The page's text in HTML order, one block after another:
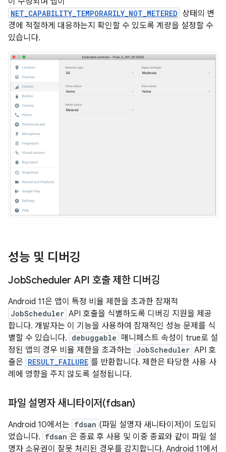
NET_CAPABILITY_TEMPORARILY_NOT_METERED 상태의 변
경에 적절하게 대응하는지 확인할 수 있도록 계량을 설정할 수
있습니다.
성능 및 디버깅
JobScheduler API 호출 제한 디버깅
Android 11은 앱이 특정 비율 제한을 초과한 잠재적
JobScheduler API 호출을 식별하도록 디버깅 지원을 제공
합니다. 개발자는 이 기능을 사용하여 잠재적인 성능 문제를 식
별할 수 있습니다. debuggable 매니페스트 속성이 true로 설
정된 앱의 경우 비율 제한을 초과하는 JobScheduler API 호
출은 RESULT_FAILURE 를 반환합니다. 제한은 타당한 사용 사
례에 영향을 주지 않도록 설정됩니다.
파일 설명자 새니타이저(fdsan)
Android 10에서는 fdsan (파일 설명자 새니타이저)이 도입되
었습니다. fdsan 은 종료 후 사용 및 이중 종료와 같이 파일 설
명자 소유권이 잘못 처리된 경우를 감지합니다. Android 11에서